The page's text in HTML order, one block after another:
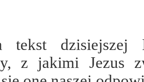
tekst dzisiejszej
z jakimi Jezus